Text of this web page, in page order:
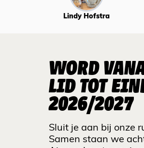
Lindy Hofstra
WORD
LID TOT
2026/2027
Sluit je aan bij onze
Samen staan we